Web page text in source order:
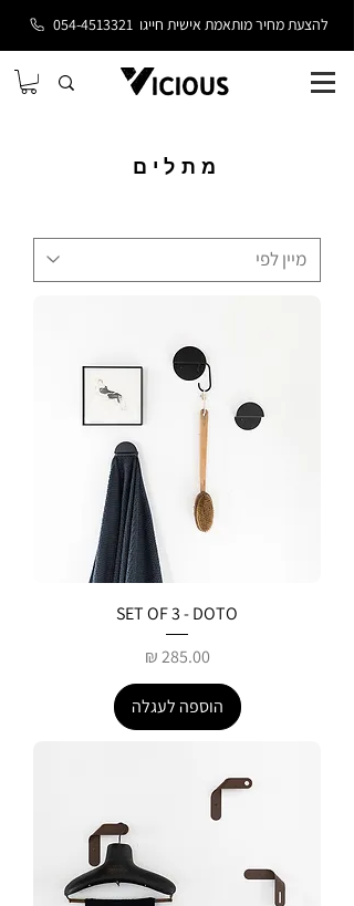
להצעת מחיר מותאמת אישית חייגו054-4513321
מתלים
SET OF 3 - DOTO
מחיר
הוספה לעגלה